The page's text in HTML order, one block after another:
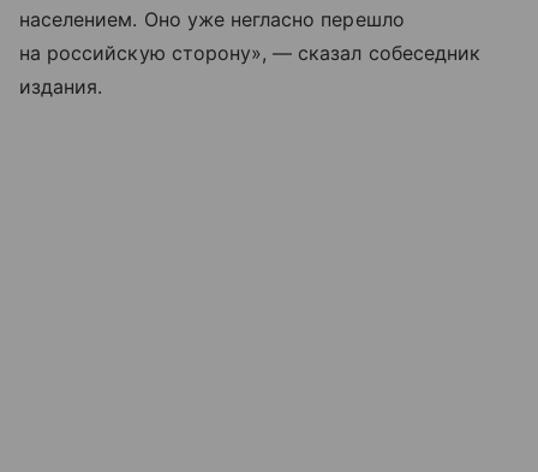
населением. Оно уже негласно перешло
на российскую сторону», — сказал собеседник
издания.